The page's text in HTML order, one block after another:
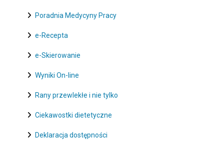
Poradnia Medycyny Pracy
e-Recepta
e-Skierowanie
Wyniki On-line
Rany przewlekłe i nie tylko
Ciekawostki dietetyczne
Deklaracja dostępności